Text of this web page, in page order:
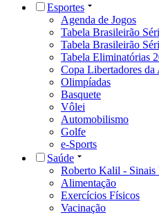
Esportes
Agenda de Jogos
Tabela Brasileirão
Tabela Brasileirão
Tabela Eliminatórias
Copa Libertadores da
Olimpíadas
Basquete
Vôlei
Automobilismo
Golfe
e-Sports
Saúde
Roberto Kalil - Sinais
Alimentação
Exercícios Físicos
Vacinação